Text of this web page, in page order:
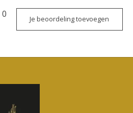
0
Je beoordeling toevoegen